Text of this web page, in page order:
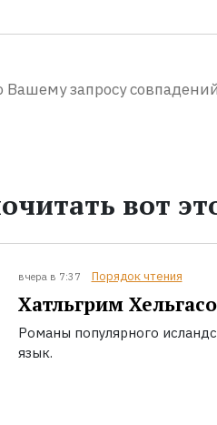
Вашему запросу
вот
вчера в 7:37 Порядок чтения
Хатльгрим
Романы популярного
язык.